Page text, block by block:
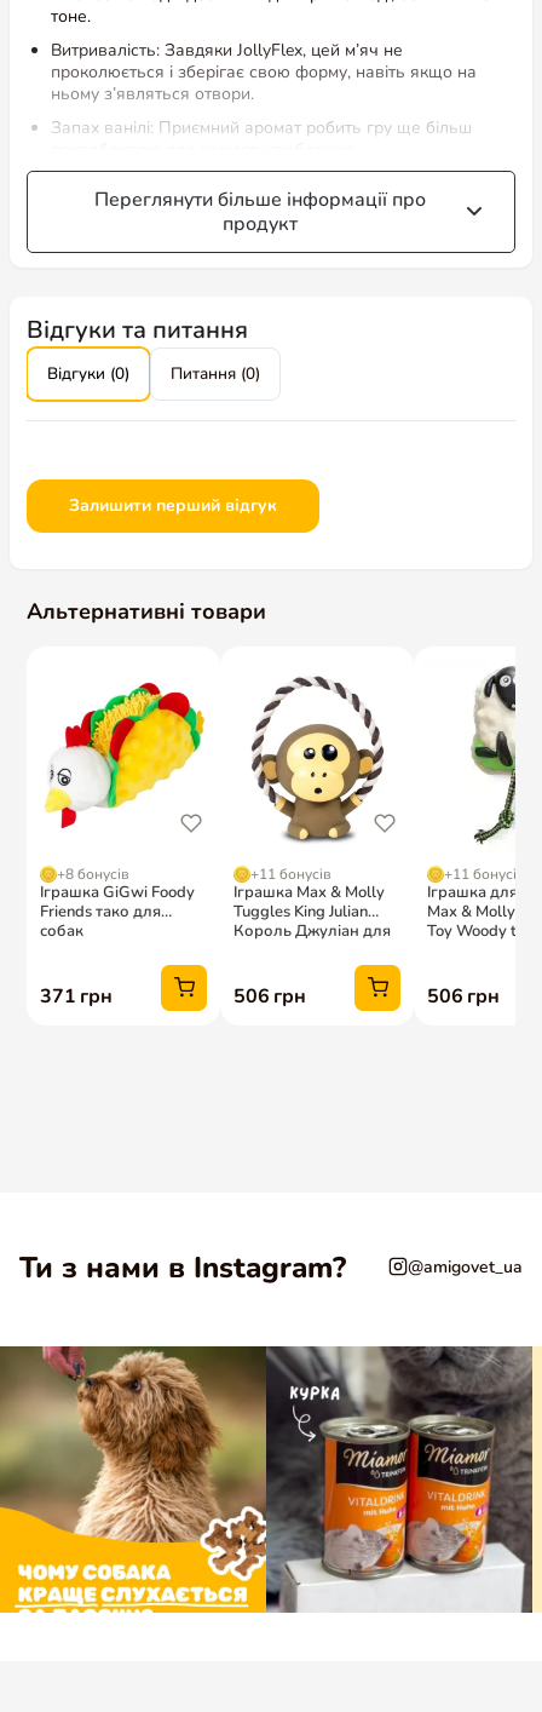
тоне.
Витривалість: Завдяки JollyFlex, цей м’яч не
проколюється і зберігає свою форму, навіть якщо на
ньому з’являться отвори.
Запах ванілі: Приємний аромат робить гру ще більш
Чому обрати Bounce-N-Play?
забезпечує цікаві ігри на подвір’ї, але й мотивує до фізичних
вправ, що сприяє здоров’ю вашого улюбленця.
Bounce-N-Play — це м’яч, що приносить веселі пригоди та
витримує навіть найактивніші ігри!
Переглянути більше інформації про
продукт
Відгуки та питання
Відгуки (0) Питання (0)
Залишити перший відгук
Альтернативні товари
Ти з нами в Instagram? @amigovet_ua